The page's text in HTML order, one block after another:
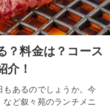
？料金は？コース
介！
あるのでしょうか。今
ど叙々苑のランチメニ